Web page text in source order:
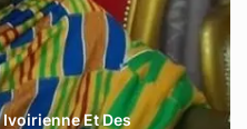
Ivoirienne Et Des